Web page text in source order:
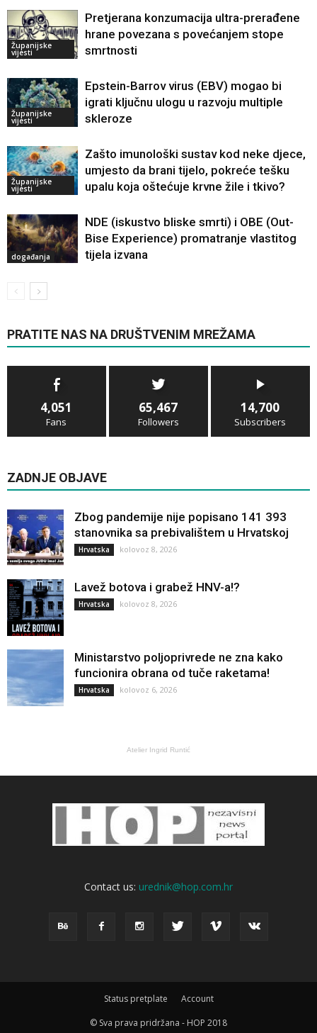
Županijske
vijesti
Pretjerana konzumacija ultra-prerađene
hrane povezana s povećanjem stope
smrtnosti
Županijske
vijesti
Epstein-Barrov virus (EBV) mogao bi
igrati ključnu ulogu u razvoju multiple
skleroze
Županijske
vijesti
Zašto imunološki sustav kod neke djece,
umjesto da brani tijelo, pokreće tešku
upalu koja oštećuje krvne žile i tkivo?
događanja
NDE (iskustvo bliske smrti) i OBE (Out-
Bise Experience) promatranje vlastitog
tijela izvana
PRATITE NAS NA DRUŠTVENIM MREŽAMA
4,051
Fans
65,467
Followers
14,700
Subscribers
ZADNJE OBJAVE
Zbog pandemije nije popisano 141 393
stanovnika sa prebivalištem u Hrvatskoj
Hrvatska kolovoz 8, 2026
Lavež botova i grabež HNV-a!?
Hrvatska kolovoz 8, 2026
Ministarstvo poljoprivrede ne zna kako
funcionira obrana od tuče raketama!
Hrvatska kolovoz 6, 2026
Atelier Ingrid Runtić
Contact us: urednik@hop.com.hr
Status pretplate
Account
© Sva prava pridržana - HOP 2018